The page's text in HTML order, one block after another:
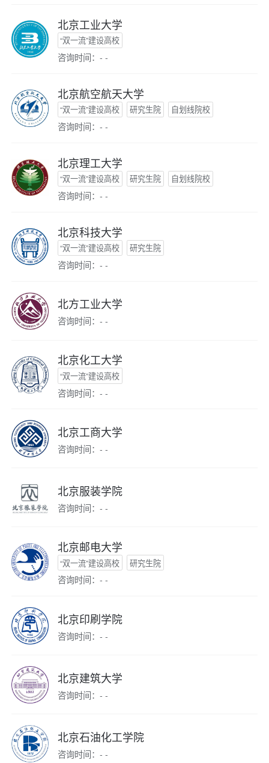
北京工业大学
“双一流”建设高校
咨询时间：- -
北京航空航天大学
“双一流”建设高校 研究生院 自划线院校
咨询时间：- -
北京理工大学
“双一流”建设高校 研究生院 自划线院校
咨询时间：- -
北京科技大学
“双一流”建设高校 研究生院
咨询时间：- -
北方工业大学
咨询时间：- -
北京化工大学
“双一流”建设高校
咨询时间：- -
北京工商大学
咨询时间：- -
北京服装学院
咨询时间：- -
北京邮电大学
“双一流”建设高校 研究生院
咨询时间：- -
北京印刷学院
咨询时间：- -
北京建筑大学
咨询时间：- -
北京石油化工学院
咨询时间：- -